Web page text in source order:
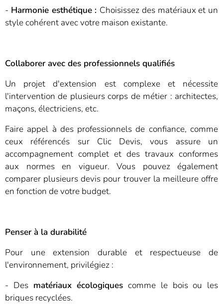
- Harmonie esthétique : Choisissez des matériaux et un
style cohérent avec votre maison existante.
Collaborer avec des professionnels qualifiés
Un projet d'extension est complexe et nécessite
l'intervention de plusieurs corps de métier : architectes,
maçons, électriciens, etc.
Faire appel à des professionnels de confiance, comme
ceux référencés sur Clic Devis, vous assure un
accompagnement complet et des travaux conformes
aux normes en vigueur. Vous pouvez également
comparer plusieurs devis pour trouver la meilleure offre
en fonction de votre budget.
Penser à la durabilité
Pour une extension durable et respectueuse de
l'environnement, privilégiez :
- Des matériaux écologiques comme le bois ou les
briques recyclées.